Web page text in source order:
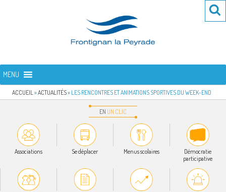
FRONTIGNAN LA PEYRADE
MENU
ACCUEIL »ACTUALITÉS» LES RENCONTRES ET ANIMATIONS SPORTIVES DU WEEK-END
EN UN CLIC
Associations Se déplacer Menus scolaires
Démocratie
participative